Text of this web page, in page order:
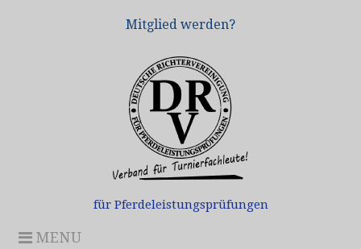
für Pferdeleistungsprüfungen
MENU
Mitglied werden?